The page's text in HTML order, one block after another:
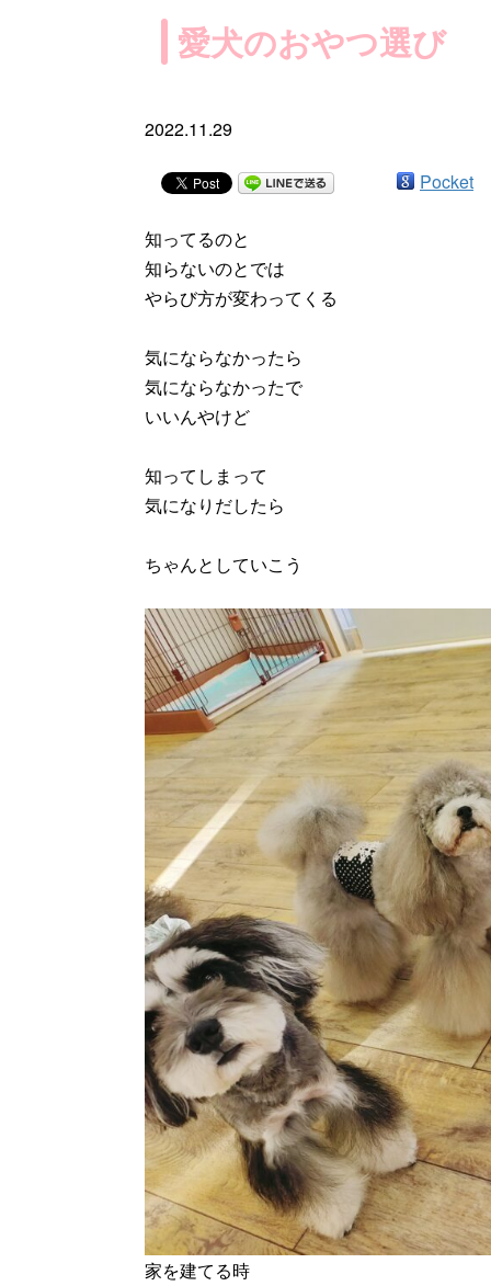
愛犬のおやつ選び
2022.11.29
Pocket
知ってるのと
知らないのとでは
やらび方が変わってくる
気にならなかったら
気にならなかったで
いいんやけど
知ってしまって
気になりだしたら
ちゃんとしていこう
家を建てる時